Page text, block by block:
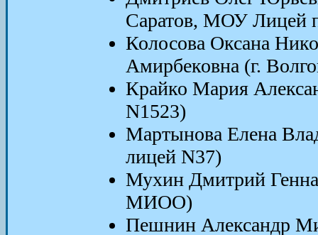
Саратов, МОУ Лицей
Колосова Оксана
Амирбековна (г.
Крайко Мария
N1523)
Мартынова Елена
лицей N37)
Мухин Дмитрий
МИОО)
Пешнин Александр